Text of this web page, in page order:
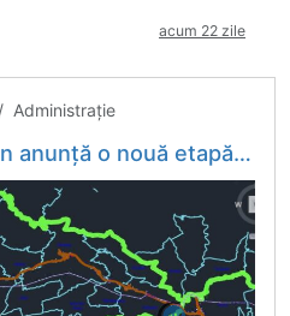
acum 22 zile
Administrație
în construcția Autostrăzii Severin - Filiași.